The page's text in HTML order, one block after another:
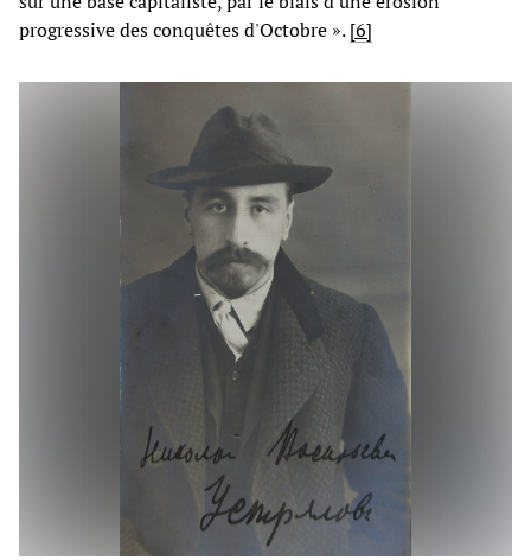
progressive des conquêtes d'Octobre ».[6]